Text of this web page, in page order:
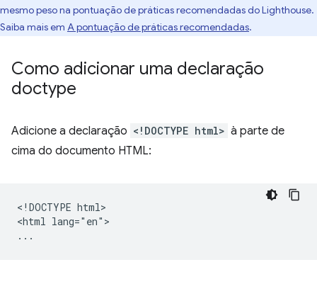
mesmo peso na pontuação de práticas recomendadas do Lighthouse.
Saiba mais em A pontuação de práticas recomendadas.
Como adicionar uma declaração
doctype
Adicione a declaração <!DOCTYPE html> à parte de
cima do documento HTML:
<!DOCTYPE html>
<html lang="en">